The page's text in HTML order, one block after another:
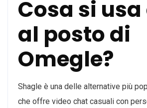
Cosa si
al posto di
Omegle?
Shagle è una delle alternative più
che offre video chat casuali con